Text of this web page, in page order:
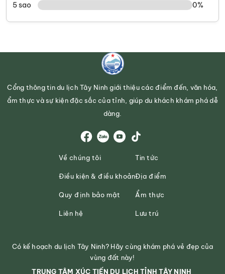
5 sao
0%
Cổng thông tin du lịch Tây Ninh giới thiệu các điểm đến, văn hóa,
ẩm thực và sự kiện đặc sắc của tỉnh, giúp du khách khám phá dễ
dàng.
Về chúng tôi
Điều kiện & điều khoản
Quy định bảo mật
Liên hệ
Tin tức
Địa điểm
Ẩm thực
Lưu trú
Có kế hoạch du lịch Tây Ninh? Hãy cùng khám phá vẻ đẹp của
vùng đất này!
TRUNG TÂM XÚC TIẾN DU LỊCH TỈNH TÂY NINH